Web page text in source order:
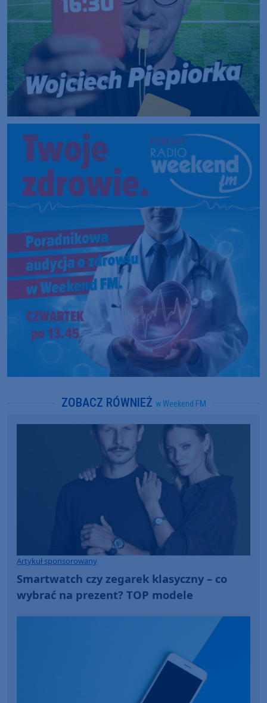
ZOBACZ RÓWNIEŻ w Weekend FM
Artykuł sponsorowany
Smartwatch czy zegarek klasyczny – co
wybrać na prezent? TOP modele